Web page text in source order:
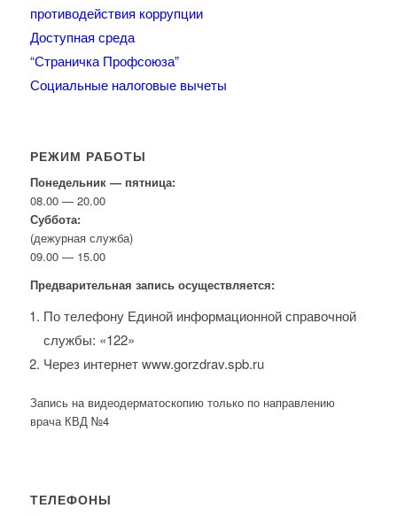
противодействия коррупции
Доступная среда
“Страничка Профсоюза”
Социальные налоговые вычеты
РЕЖИМ РАБОТЫ
Понедельник — пятница:
08.00 — 20.00
Суббота:
(дежурная служба)
09.00 — 15.00
Предварительная запись осуществляется:
По телефону Единой информационной справочной
службы: «122»
Через интернет www.gorzdrav.spb.ru
Запись на видеодерматоскопию только по направлению
врача КВД №4
ТЕЛЕФОНЫ